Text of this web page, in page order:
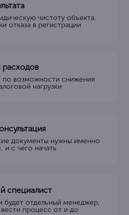
чистоту объекта,
отказа в регистрации
по возможности снижения
нагрузки
документы нужны именно
и с чего начать
специалист
будет отдельный менеджер,
процесс от и до